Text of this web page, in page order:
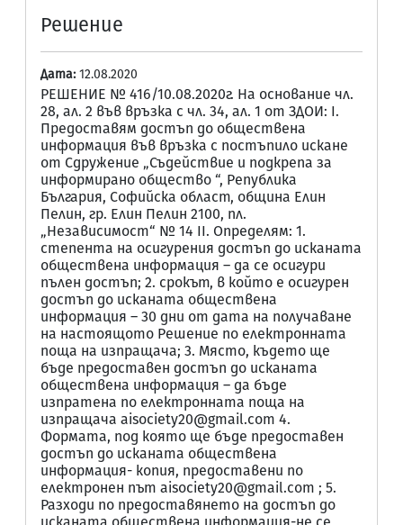
Решение
Дата: 12.08.2020
РЕШЕНИЕ № 416/10.08.2020г. На основание чл.
28, ал. 2 във връзка с чл. 34, ал. 1 от ЗДОИ: I.
Предоставям достъп до обществена
информация във връзка с постъпило искане
от Сдружение „Съдействие и подкрепа за
информирано общество “, Република
България, Софийска област, община Елин
Пелин, гр. Елин Пелин 2100, пл.
„Независимост“ № 14 II. Определям: 1.
степента на осигурения достъп до исканата
обществена информация – да се осигури
пълен достъп; 2. срокът, в който е осигурен
достъп до исканата обществена
информация – 30 дни от дата на получаване
на настоящото Решение по електронната
поща на изпращача; 3. Място, където ще
бъде предоставен достъп до исканата
обществена информация – да бъде
изпратена по електронната поща на
изпращача aisociety20@gmail.com 4.
Формата, под която ще бъде предоставен
достъп до исканата обществена
информация- копия, предоставени по
електронен път aisociety20@gmail.com ; 5.
Разходи по предоставянето на достъп до